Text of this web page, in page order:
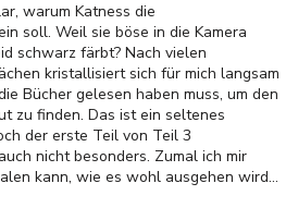
warum Katness die
soll. Weil sie böse in die Kamera
schwarz färbt? Nach vielen
kristallisiert sich für mich langsam
Bücher gelesen haben muss, um den
zu finden. Das ist ein seltenes
der erste Teil von Teil 3
nicht besonders. Zumal ich mir
kann, wie es wohl ausgehen wird...